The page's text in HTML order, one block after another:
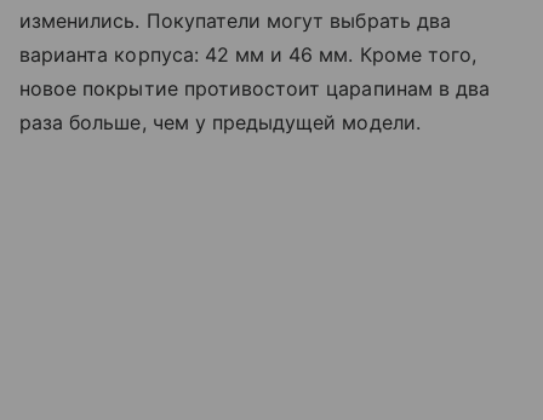
изменились. Покупатели могут выбрать два
варианта корпуса: 42 мм и 46 мм. Кроме того,
новое покрытие противостоит царапинам в два
раза больше, чем у предыдущей модели.